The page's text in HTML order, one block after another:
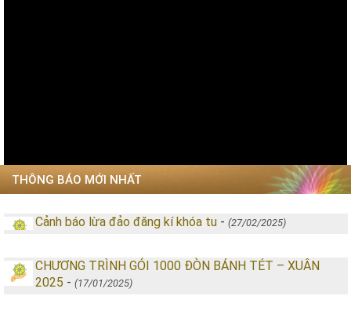
THÔNG BÁO MỚI NHẤT
Cảnh báo lừa đảo đăng kí khóa tu - (27/02/2025)
CHƯƠNG TRÌNH GÓI 1000 ĐÒN BÁNH TÉT – XUÂN
2025 - (17/01/2025)